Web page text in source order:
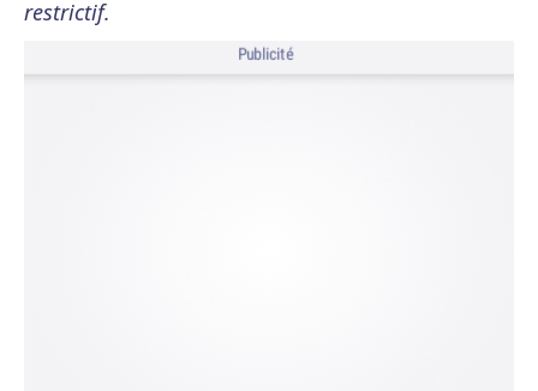
restrictif.
Publicité